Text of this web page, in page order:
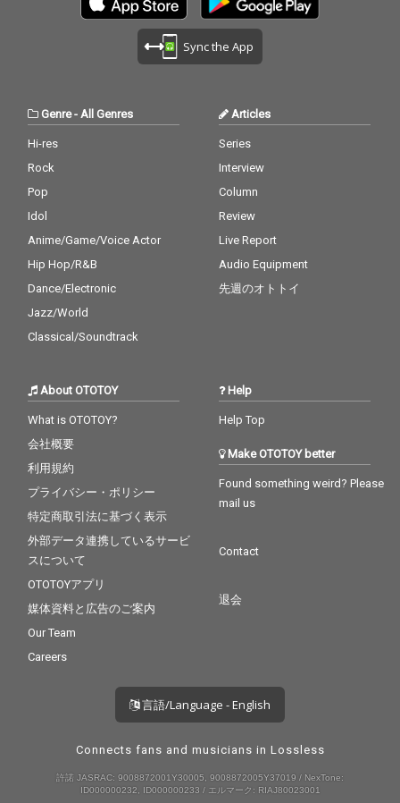
Sync the App
Genre- All Genres
Hi-res
Rock
Pop
Idol
Anime/Game/Voice Actor
Hip Hop/R&B
Dance/Electronic
Jazz/World
Classical/Soundtrack
Articles
Series
Interview
Column
Review
Live Report
Audio Equipment
先週のオトトイ
About OTOTOY
What is OTOTOY?
会社概要
利用規約
プライバシー・ポリシー
特定商取引法に基づく表示
外部データ連携しているサービ
スについて
OTOTOYアプリ
媒体資料と広告のご案内
Our Team
Careers
Help
Help Top
Make OTOTOY better
Found something weird? Please
mail us
Contact
退会
言語/Language - English
Connects fans and musicians in Lossless
許諾 JASRAC: 9008872001Y30005, 9008872005Y37019 / NexTone:
ID000000232, ID000000233 / エルマーク: RIAJ80023001